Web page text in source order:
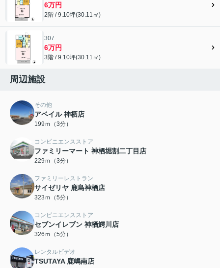
6万円
2階 / 9.10坪(30.11㎡)
307
6万円
3階 / 9.10坪(30.11㎡)
周辺施設
その他
アベイル 神栖店
199ｍ（3分）
コンビニエンスストア
ファミリーマート 神栖堀割二丁目店
229ｍ（3分）
ファミリーレストラン
サイゼリヤ 鹿島神栖店
323ｍ（5分）
コンビニエンスストア
セブンイレブン 神栖鰐川店
326ｍ（5分）
レンタルビデオ
TSUTAYA 鹿嶋南店